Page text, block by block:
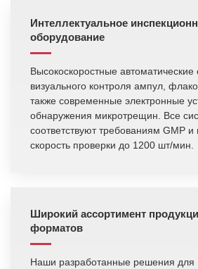
Интеллектуальное
оборудование
Высокоскоростные автоматические
визуального контроля ампул,
также современные электронные
обнаружения микротрещин. Все
соответствуют требованиям GMP
скорость проверки до 1200 шт/мин.
Широкий ассортимент
форматов
Наши разработанные решения для